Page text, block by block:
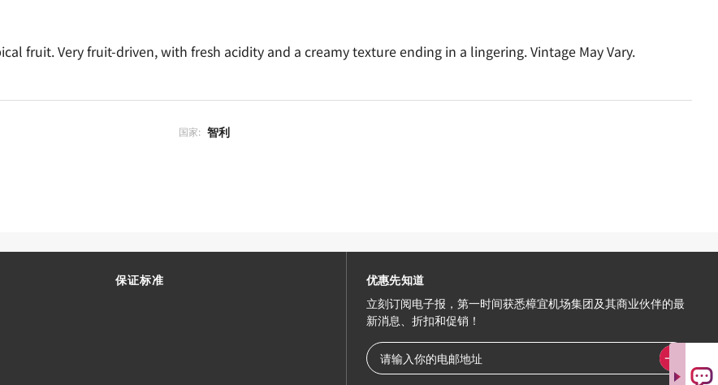
fruit. Very fruit-driven, with fresh acidity and a creamy texture ending in a lingering. Vintage May Vary.
国家: 智利
保证标准
优惠先知道
立刻订阅电子报，第一时间获悉樟宜机场集团及其商业伙伴的最
新消息、折扣和促销！